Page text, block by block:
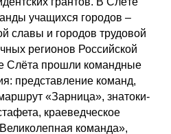
учащихся городов –
славы и городов трудовой
регионов Российской
Слёта прошли командные
представление команд,
«Зарница», знатоки-
краеведческое
команда»,